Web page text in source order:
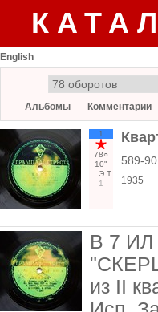
English
Альбомы Комментарии
1
78○
10"
Э Т
1
589-90
1935
В 7 ИЛ
из II